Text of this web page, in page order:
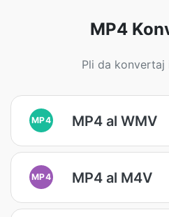
MP4
Pli da konvertaj
MP4 MP4 al WMV
MP4 MP4 al M4V